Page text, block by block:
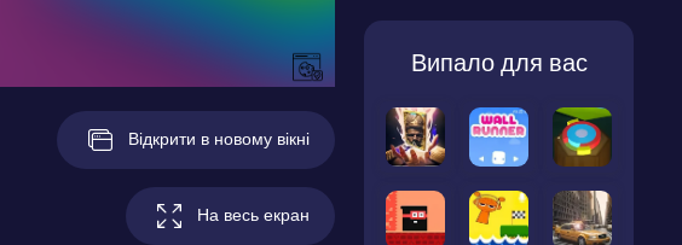
Відкрити в новому вікні
На весь екран
Випало для вас